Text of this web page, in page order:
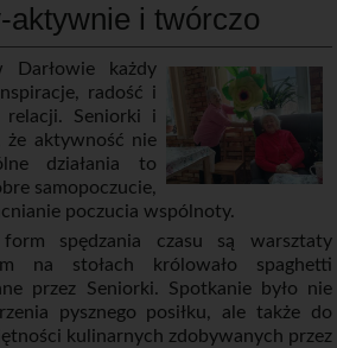
aktywnie i twórczo
każdy
radość i
relacji. Seniorki i
że aktywność nie
działania to
samopoczucie,
poczucia wspólnoty.
spędzania czasu są warsztaty
na stołach królowało spaghetti
przez Seniorki. Spotkanie było nie
pysznego posiłku, ale także do
kulinarnych zdobywanych przez